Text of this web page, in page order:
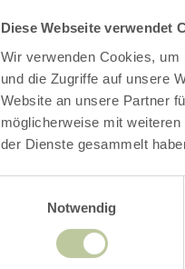
Diese Webseite verwendet
Wir verwenden Cookies,
und die Zugriffe auf unsere
Website an unsere Partner
möglicherweise mit
der Dienste gesammelt
Notwendig